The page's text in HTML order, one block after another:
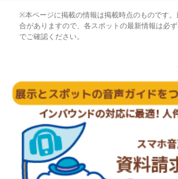
※本ページに掲載の情報は掲載時点のものです
合がありますので、各スポットの最新情報は必
でご確認ください。